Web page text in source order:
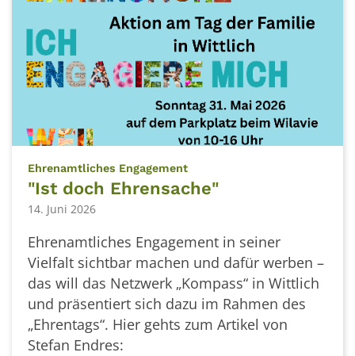
Ehrenamtliches Engagement:
"Ist doch Ehrensache"
14. Juni 2026
Ehrenamtliches Engagement in seiner
Vielfalt sichtbar machen und dafür werben –
das will das Netzwerk „Kompass“ in Wittlich
und präsentiert sich dazu im Rahmen des
„Ehrentags“. Hier gehts zum Artikel von
Stefan Endres: